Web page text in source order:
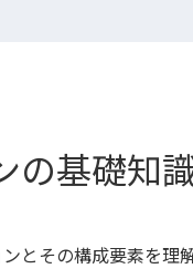
の基礎知
とその構成要素を